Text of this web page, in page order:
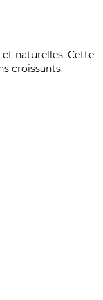
naturelles. Cette
croissants.